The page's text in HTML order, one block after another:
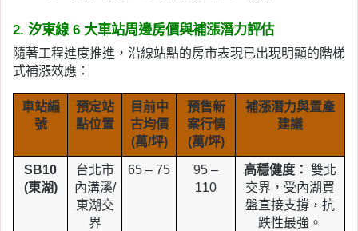
2. 汐東線 6 大車站周邊房價與補漲潛力評估
隨著工程進度推進，沿線站點的房市表現已出現明顯的階梯
式補漲效應：
車站編
號
預定站
點位置
目前中
古均價
(萬/坪)
預售新
案行情
(萬/坪)
補漲潛力與置產
建議
SB10
(東湖)
台北市
內溝溪/
東湖交
界
65 – 75
95 –
110
高穩健度： 雙北
交界，受內湖買
盤直接支撐，抗
跌性最強。